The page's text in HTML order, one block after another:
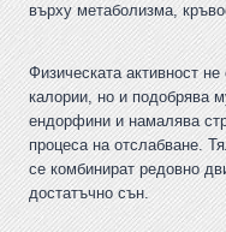
върху метаболизма,
Физическата активност
калории, но и подобрява
ендорфини и намалява
процеса на отслабване.
се комбинират редовно
достатъчно сън.